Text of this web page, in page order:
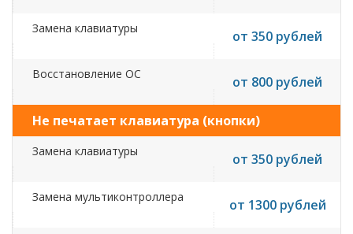
Замена клавиатуры от 350 рублей
Восстановление ОС от 800 рублей
Не печатает клавиатура (кнопки)
Замена клавиатуры от 350 рублей
Замена мультиконтроллера от 1300 рублей